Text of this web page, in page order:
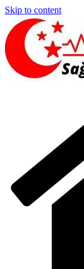
Skip to content